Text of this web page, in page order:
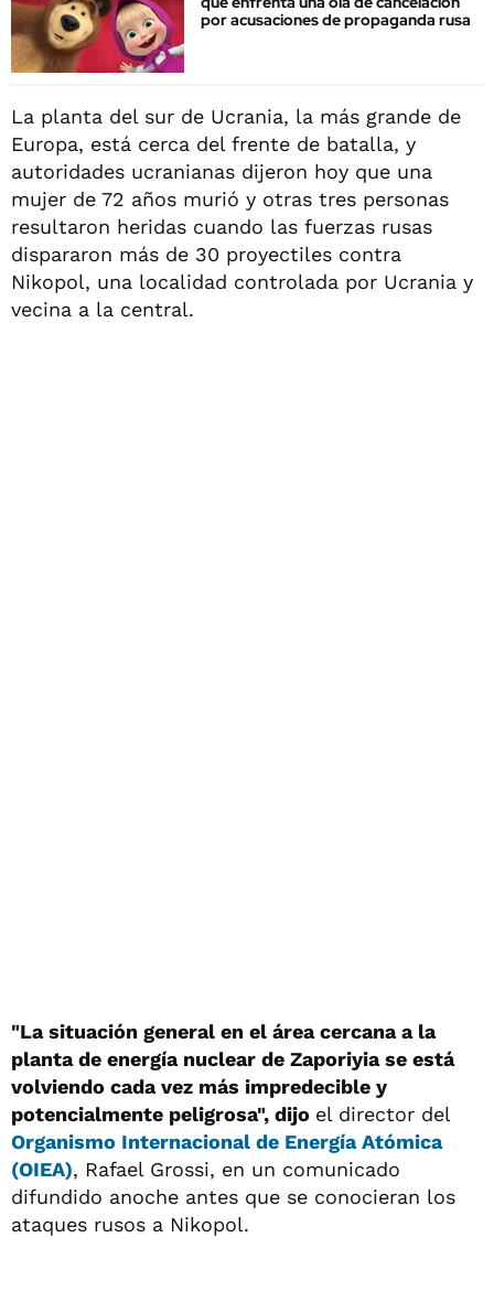
por acusaciones de propaganda rusa
La planta del sur de Ucrania, la más grande de
Europa, está cerca del frente de batalla, y
autoridades ucranianas dijeron hoy que una
mujer de 72 años murió y otras tres personas
resultaron heridas cuando las fuerzas rusas
dispararon más de 30 proyectiles contra
Nikopol, una localidad controlada por Ucrania y
vecina a la central.
"La situación general en el área cercana a la
planta de energía nuclear de Zaporiyia se está
volviendo cada vez más impredecible y
potencialmente peligrosa", dijo el director del
Organismo Internacional de Energía Atómica
(OIEA), Rafael Grossi, en un comunicado
difundido anoche antes que se conocieran los
ataques rusos a Nikopol.